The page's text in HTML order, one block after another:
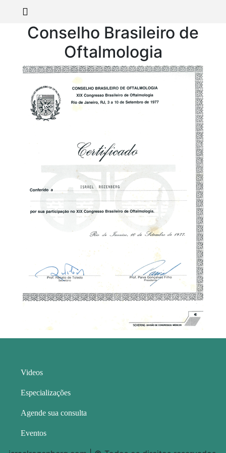
Conselho Brasileiro de
Oftalmologia
Videos
Especializações
Agende sua consulta
Eventos